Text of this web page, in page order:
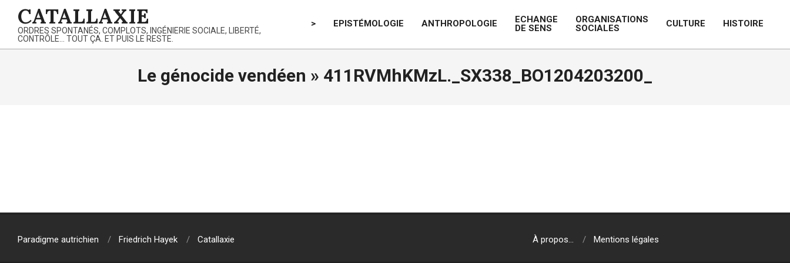
content
CATALLAXIE
ORDRES SPONTANÉS, COMPLOTS, INGÉNIERIE SOCIALE, LIBERTÉ,
CONTRÔLE… TOUT ÇA. ET PUIS LE RESTE.
> EPISTÉMOLOGIE ANTHROPOLOGIE
ECHANGE
DE SENS
ORGANISATIONS
SOCIALES
CULTURE HISTOIRE
Le génocide vendéen » 411RVMhKMzL._SX338_BO1204203200_
08-
Paradigme autrichien
Friedrich Hayek Catallaxie À propos… Mentions légales